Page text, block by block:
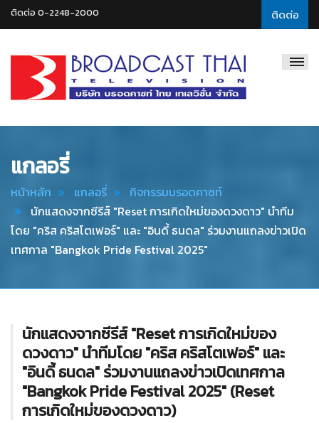
ติดต่อ
ติดต่อ 0-2248-2000
Thai
แกลอรี่
หน้าหลัก แกลอรี่
กิจกรรมบรอดคาซท์
นักแสดงจากซีรีส์ "Reset การเกิดใหม่ของดวงดาว" นำทีม
โดย "คริส คริสโตเฟอร์" และ "อินดี้ ธนดล" ร่วมงานแถลงข่าวเปิด
เทศกาล "Bangkok Pride Festival 2025"
นักแสดงจากซีรีส์ "Reset การเกิดใหม่ของ
ดวงดาว" นำทีมโดย "คริส คริสโตเฟอร์" และ
"อินดี้ ธนดล" ร่วมงานแถลงข่าวเปิดเทศกาล
"Bangkok Pride Festival 2025" (Reset
การเกิดใหม่ของดวงดาว)